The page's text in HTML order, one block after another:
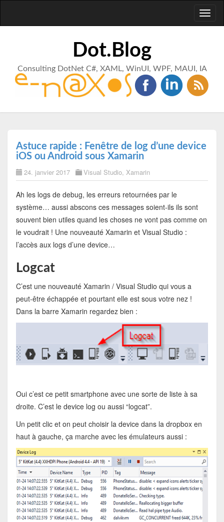
Dot.Blog
Consulting DotNet C#, XAML, WinUI, WPF, MAUI, IA
Astuce rapide : Fenêtre de log d’une device
iOS ou Android sous Xamarin
24. janvier 2017 Visual Studio, Xamarin
Ah les logs de debug, les erreurs retournées par le
système… aussi abscons ces messages soient-ils ils sont
souvent bien utiles quand les choses ne vont pas comme on
le voudrait ! Une nouveauté Xamarin et Visual Studio :
l’accès aux logs d’une device…
Logcat
C’est une nouveauté Xamarin / Visual Studio qui vous a
peut-être échappée et pourtant elle est sous votre nez !
Dans la barre Xamarin regardez bien :
Oui c’est ce petit smartphone avec une sorte de liste à sa
droite. C’est le device log ou aussi “logcat”.
Un petit clic et on peut choisir la device dans la dropbox en
haut à gauche, ça marche avec les émulateurs aussi :